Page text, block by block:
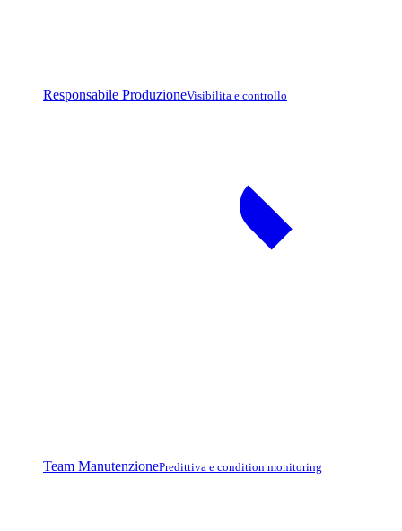
Responsabile ProduzioneVisibilita e controllo
Team ManutenzionePredittiva e condition monitoring